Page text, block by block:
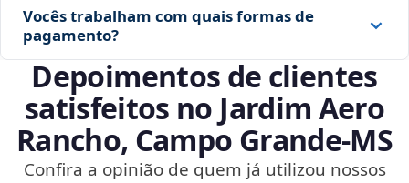
Vocês trabalham com quais formas de
pagamento?
Depoimentos de clientes
satisfeitos no Jardim Aero
Rancho, Campo Grande‑MS
Confira a opinião de quem já utilizou nossos